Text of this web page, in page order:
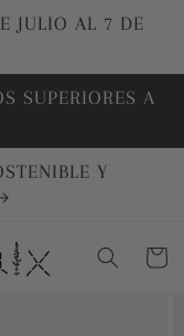
JULIO AL 7 DE
SUPERIORES A
Y
Carrito